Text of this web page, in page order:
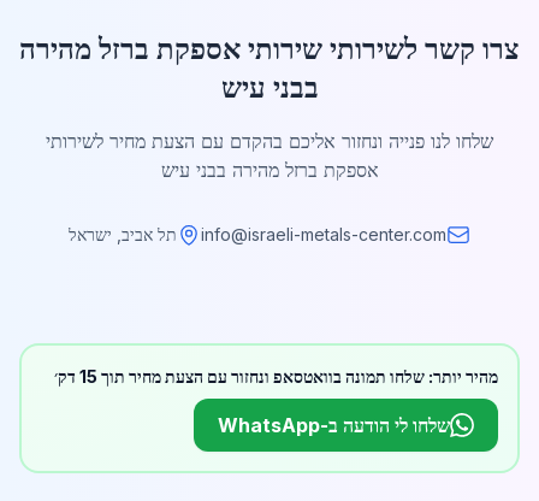
צרו קשר לשירותי שירותי אספקת ברזל מהירה
בבני עיש
שלחו לנו פנייה ונחזור אליכם בהקדם עם הצעת מחיר לשירותי
אספקת ברזל מהירה בבני עיש
info@israeli-metals-center.com תל אביב, ישראל
מהיר יותר: שלחו תמונה בוואטסאפ ונחזור עם הצעת מחיר תוך 15 דק׳
שלחו לי הודעה ב-WhatsApp